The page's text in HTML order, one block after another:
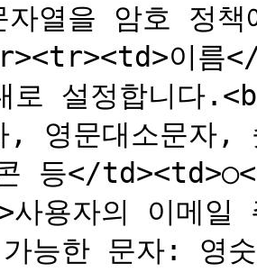
자열을 암호 정
이름</
로 설정합니다
, 영문대소문자
등</
용자의 이메일
능한 문자: 영